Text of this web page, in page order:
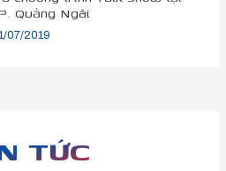
Quảng Ngãi
07/2019
TỨC